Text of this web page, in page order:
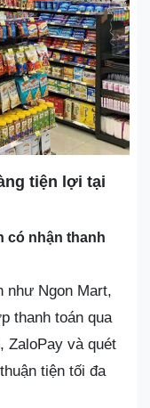
tiện lợi tại
có nhận thanh
như Ngon Mart,
thanh toán qua
ZaloPay và quét
tiện tối đa